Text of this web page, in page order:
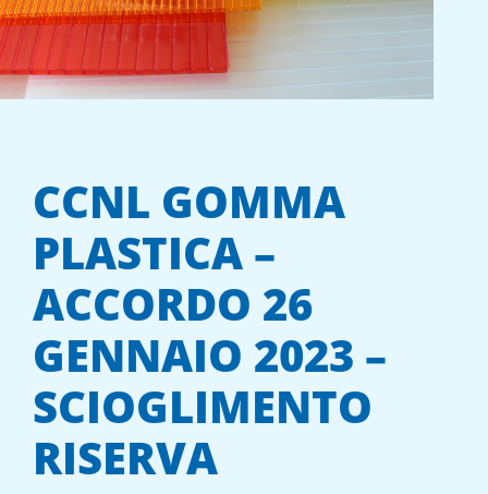
CCNL GOMMA
PLASTICA –
ACCORDO 26
GENNAIO 2023 –
SCIOGLIMENTO
RISERVA